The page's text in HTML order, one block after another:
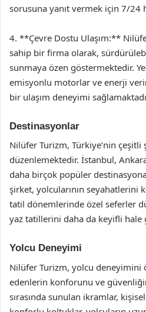
sorusuna yanıt vermek için 7/24
4. **Çevre Dostu Ulaşım:**
sahip bir firma olarak,
sunmaya özen göstermektedir.
emisyonlu motorlar ve enerji
bir ulaşım deneyimi
Destinasyonlar
Nilüfer Turizm, Türkiye’nin
düzenlemektedir. İstanbul,
daha birçok popüler
şirket, yolcularının seyahatlerini
tatil dönemlerinde özel seferler
yaz tatillerini daha da keyifli hale
Yolcu Deneyimi
Nilüfer Turizm, yolcu deneyimini
edenlerin konforunu ve
sırasında sunulan ikramlar,